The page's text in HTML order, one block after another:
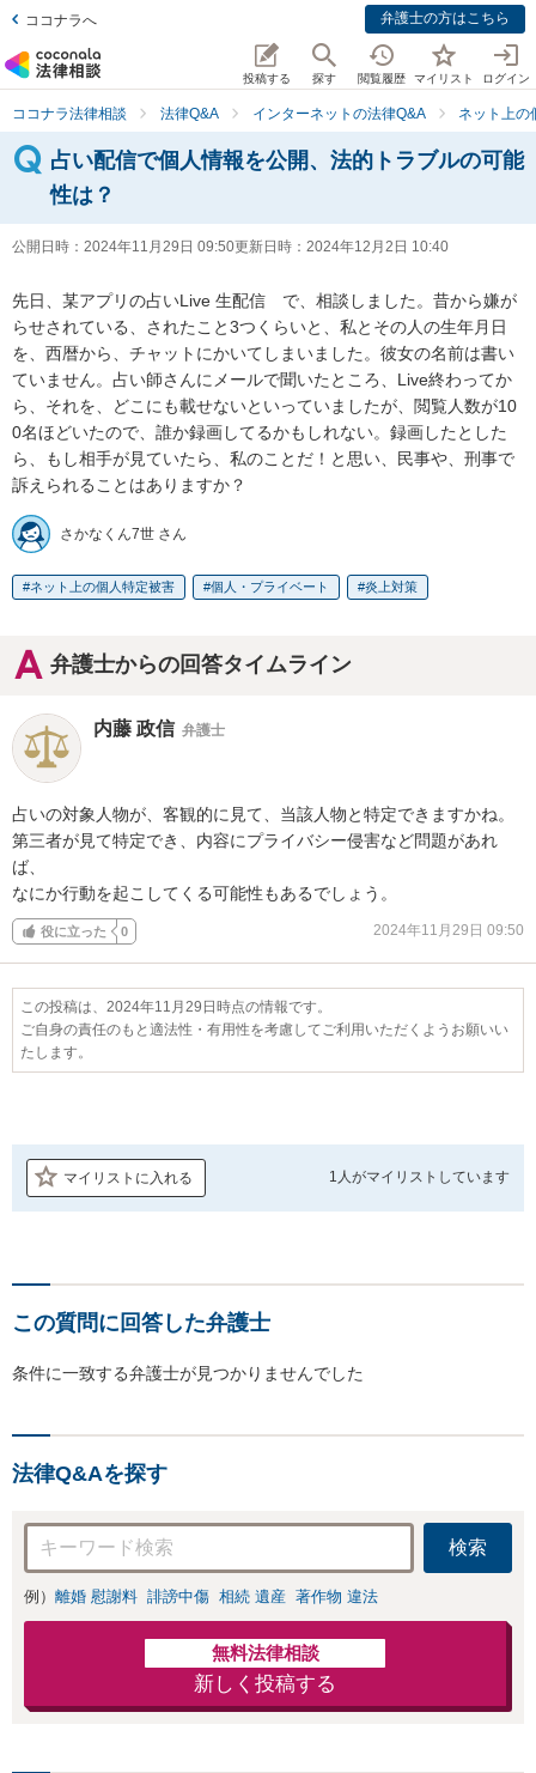
ココナラへ 弁護士の方はこちら
投稿する 探す 閲覧履歴 マイリスト ログイン
ココナラ法律相談 法律Q&A インターネットの法律Q&A ネット上の
占い配信で個人情報を公開、法的トラブルの可能
性は？
公開日時： 2024年11月29日 09:50更新日時： 2024年12月2日 10:40
先日、某アプリの占いLive 生配信　で、相談しました。昔から嫌が
らせされている、されたこと3つくらいと、私とその人の生年月日
を、西暦から、チャットにかいてしまいました。彼女の名前は書い
ていません。占い師さんにメールで聞いたところ、Live終わってか
ら、それを、どこにも載せないといっていましたが、閲覧人数が10
0名ほどいたので、誰か録画してるかもしれない。録画したとした
ら、もし相手が見ていたら、私のことだ！と思い、民事や、刑事で
訴えられることはありますか？
さかなくん7世 さん
ネット上の個人特定被害 個人・プライベート 炎上対策
弁護士からの回答タイムライン
内藤 政信 弁護士
占いの対象人物が、客観的に見て、当該人物と特定できますかね。
第三者が見て特定でき、内容にプライバシー侵害など問題があれ
ば、
なにか行動を起こしてくる可能性もあるでしょう。
役に立った 0 2024年11月29日 09:50
この投稿は、2024年11月29日時点の情報です。
ご自身の責任のもと適法性・有用性を考慮してご利用いただくようお願いい
たします。
マイリストに入れる 1人がマイリストしています
この質問に回答した弁護士
条件に一致する弁護士が見つかりませんでした
法律Q&Aを探す
検索
例） 離婚 慰謝料 誹謗中傷 相続 遺産 著作物 違法
無料法律相談
新しく投稿する